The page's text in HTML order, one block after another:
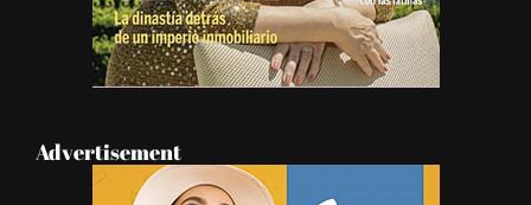
Advertisement